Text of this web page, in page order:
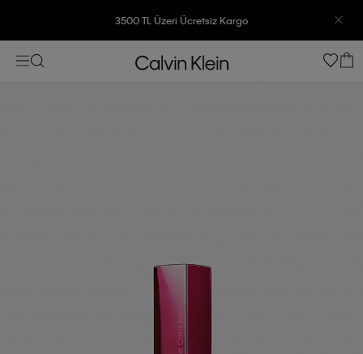
3500 TL Üzeri Ücretsiz Kargo
7500 TL Ve Üzeri Alışverişlerinizde 6 Taksit İmkanı